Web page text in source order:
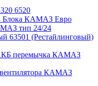
6520
Блока КАМАЗ Евро
тип 24/24
63501 (Рестайлинговый)
перемычка КАМАЗ
вентилятора КАМАЗ